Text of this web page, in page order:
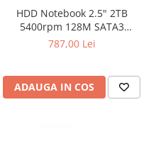
HDD Notebook 2.5" 2TB
5400rpm 128M SATA3
SEAGATE
787,00 Lei
ADAUGA IN COS